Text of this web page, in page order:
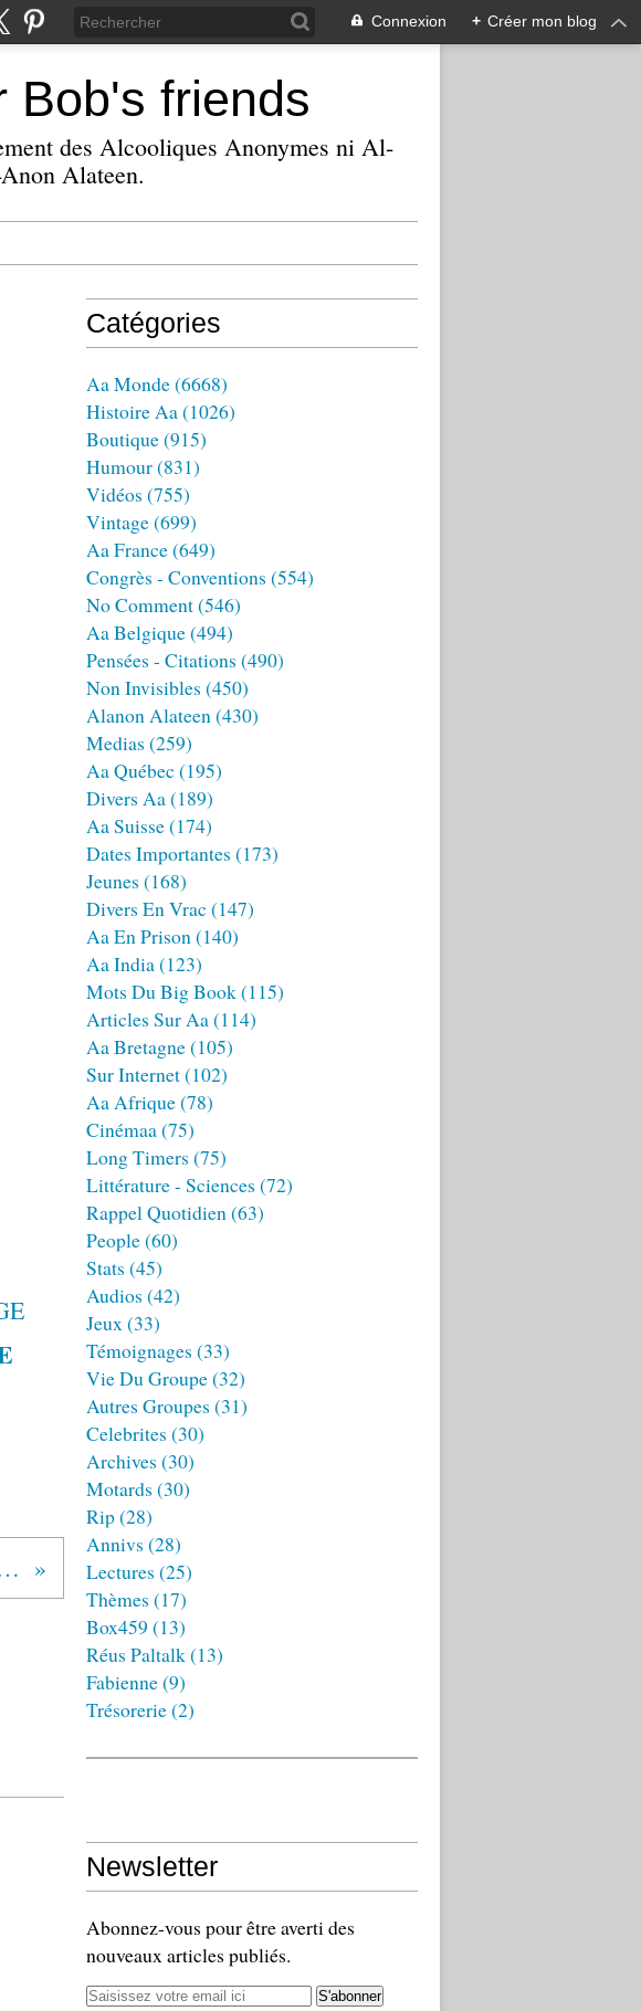
Connexion + Créer mon blog
Bob's friends
des Alcooliques Anonymes ni Al-
Alateen.
Anónimos®
Catégories
Aa Monde(6668)
Histoire Aa(1026)
Boutique(915)
Humour(831)
Vidéos (755)
Vintage(699)
Aa France(649)
Congrès - Conventions (554)
No Comment(546)
Aa Belgique(494)
Pensées - Citations (490)
Non Invisibles (450)
Alanon Alateen(430)
Medias (259)
Aa Québec (195)
Divers Aa(189)
Aa Suisse(174)
Dates Importantes (173)
Jeunes (168)
Divers En Vrac (147)
Aa En Prison(140)
Aa India(123)
Mots Du Big Book(115)
Articles Sur Aa(114)
Aa Bretagne(105)
Sur Internet(102)
Aa Afrique(78)
Cinémaa(75)
Long Timers (75)
Littérature - Sciences (72)
Rappel Quotidien(63)
People(60)
Stats (45)
Audios (42)
Jeux(33)
Témoignages (33)
Vie Du Groupe(32)
Autres Groupes (31)
Celebrites (30)
Archives (30)
Motards (30)
Rip(28)
Annivs (28)
Lectures (25)
Thèmes (17)
Box459 (13)
Réus Paltalk(13)
Fabienne(9)
Trésorerie(2)
Newsletter
Abonnez-vous pour être averti des
nouveaux articles publiés.